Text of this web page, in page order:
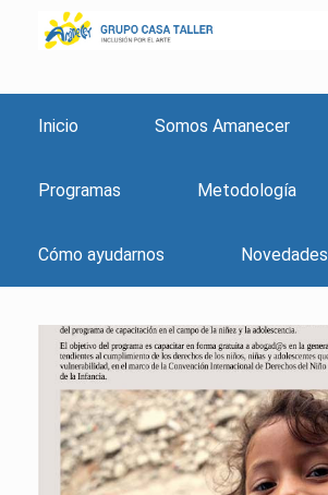
Inicio Somos Amanecer
Programas Metodología
Cómo ayudarnos Novedades